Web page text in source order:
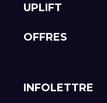
UPLIFT
OFFRES
INFOLETTRE